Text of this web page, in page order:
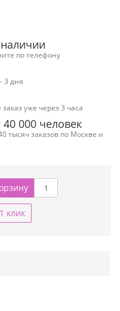
по телефону
3 дня
уже через 3 часа
000 человек
тысяч заказов по Москве и
клик